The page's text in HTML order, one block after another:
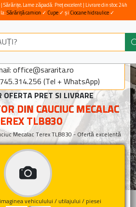
office@sararita.ro
(Tel + WhatsApp)
OFERTA PRET SI LIVRARE
DIN CAUCIUC MECALAC
TLB830
Mecalac Terex TLB830 - Ofertă excelentă
vehiculului / utilajului / piesei
| Sărărițe, Lame zăpadă: Preț excelent | Livrare din stoc 24h
Sărăriță camion ✓ Cupe ✓ și Ciocane hidraulice✓